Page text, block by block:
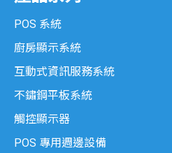
POS 系統
廚房顯示系統
互動式資訊服務系統
不鏽鋼平板系統
觸控顯示器
POS 專用週邊設備